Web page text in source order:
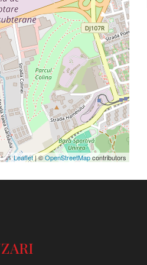
Leaflet| ©OpenStreetMapcontributors